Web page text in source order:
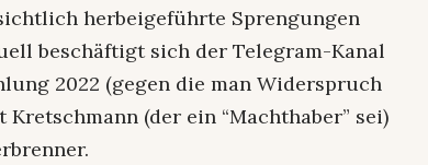
herbeigeführte Sprengungen
beschäftigt sich der Telegram-Kanal
2022 (gegen die man Widerspruch
(der ein “Machthaber” sei)